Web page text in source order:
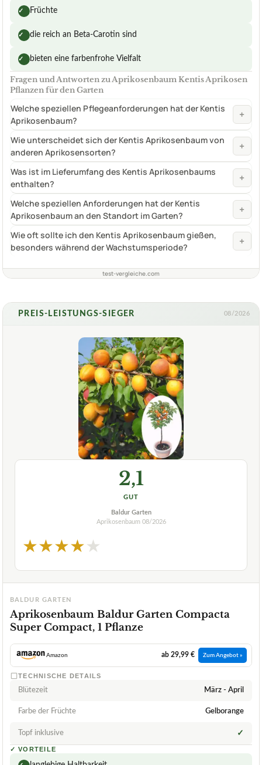
✓ Früchte
✓ die reich an Beta-Carotin sind
✓ bieten eine farbenfrohe Vielfalt
Fragen und Antworten zu Aprikosenbaum Kentis Aprikosen
Pflanzen für den Garten
Welche speziellen Pflegeanforderungen hat der Kentis
Aprikosenbaum?
+
Wie unterscheidet sich der Kentis Aprikosenbaum von
anderen Aprikosensorten?
+
Was ist im Lieferumfang des Kentis Aprikosenbaums
enthalten?
+
Welche speziellen Anforderungen hat der Kentis
Aprikosenbaum an den Standort im Garten?
+
Wie oft sollte ich den Kentis Aprikosenbaum gießen,
besonders während der Wachstumsperiode?
+
test-vergleiche.com
PREIS-LEISTUNGS-SIEGER 08/2026
2,1
GUT
Baldur Garten
Aprikosenbaum 08/2026
★★★★★
BALDUR GARTEN
Aprikosenbaum Baldur Garten Compacta
Super Compact, 1 Pflanze
Amazon ab 29,99 € Zum Angebot »
TECHNISCHE DETAILS
Blütezeit März - April
Farbe der Früchte Gelborange
Topf inklusive ✓
✓ VORTEILE